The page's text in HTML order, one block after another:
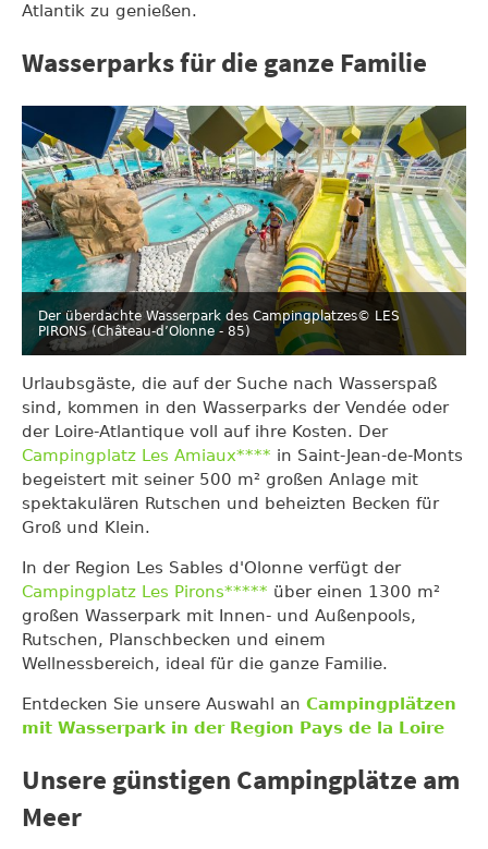
Atlantik zu genießen.
Wasserparks für die ganze Familie
Der überdachte Wasserpark des Campingplatzes© LES
PIRONS (Château-d’Olonne - 85)
Urlaubsgäste, die auf der Suche nach Wasserspaß
sind, kommen in den Wasserparks der Vendée oder
der Loire-Atlantique voll auf ihre Kosten. Der
Campingplatz Les Amiaux**** in Saint-Jean-de-Monts
begeistert mit seiner 500 m² großen Anlage mit
spektakulären Rutschen und beheizten Becken für
Groß und Klein.
In der Region Les Sables d'Olonne verfügt der
Campingplatz Les Pirons***** über einen 1300 m²
großen Wasserpark mit Innen- und Außenpools,
Rutschen, Planschbecken und einem
Wellnessbereich, ideal für die ganze Familie.
Entdecken Sie unsere Auswahl an Campingplätzen
mit Wasserpark in der Region Pays de la Loire
Unsere günstigen Campingplätze am
Meer